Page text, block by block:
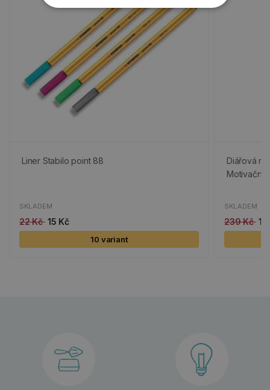
Liner Stabilo point 88
SKLADEM
22 Kč 15 Kč
10 variant
Diářová
Motivační
SKLADEM
239 Kč